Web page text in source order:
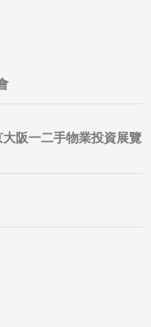
阪一二手物業投資展覽